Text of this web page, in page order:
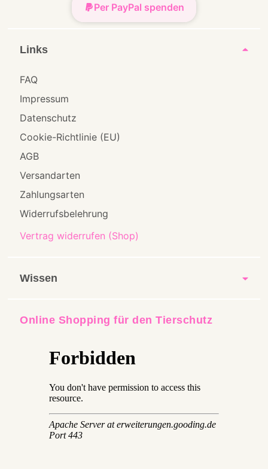
Per PayPal spenden
Vertrag widerrufen (Shop)
Links
FAQ
Impressum
Datenschutz
Cookie-Richtlinie (EU)
AGB
Versandarten
Zahlungsarten
Widerrufsbelehrung
Wissen
Online Shopping für den Tierschutz